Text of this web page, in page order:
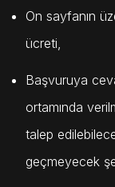
On sayfanın
ücreti,
Başvuruya
ortamında
talep
geçmeyecek